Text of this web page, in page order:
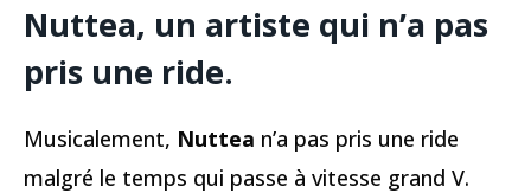
Nuttea, un artiste qui n’a pas
pris une ride.
Musicalement, Nuttea n’a pas pris une ride
malgré le temps qui passe à vitesse grand V.